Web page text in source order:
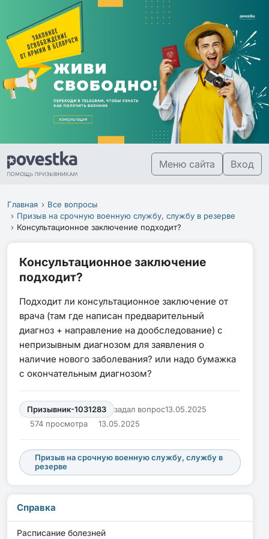
Меню сайта Вход
Главная
Все вопросы
Призыв на срочную военную службу, службу в резерве
Консультационное заключение подходит?
Консультационное заключение
подходит?
Подходит ли консультационное заключение от
врача (там где написан предварительный
диагноз + направление на дообследование) с
непризывным диагнозом для заявления о
наличие нового заболевания? или надо бумажка
с окончательным диагнозом?
Призывник-1031283 задал вопрос13.05.2025
574 просмотра
13.05.2025
Призыв на срочную военную службу, службу в
резерве
Справка
Расписание болезней